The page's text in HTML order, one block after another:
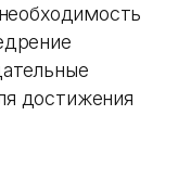
достижения